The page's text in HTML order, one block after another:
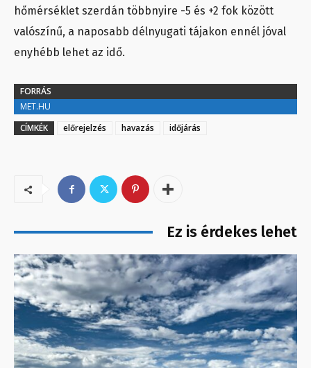
hőmérséklet szerdán többnyire -5 és +2 fok között
valószínű, a naposabb délnyugati tájakon ennél jóval
enyhébb lehet az idő.
FORRÁS
MET.HU
CÍMKÉK
előrejelzés havazás időjárás
Ez is érdekes lehet